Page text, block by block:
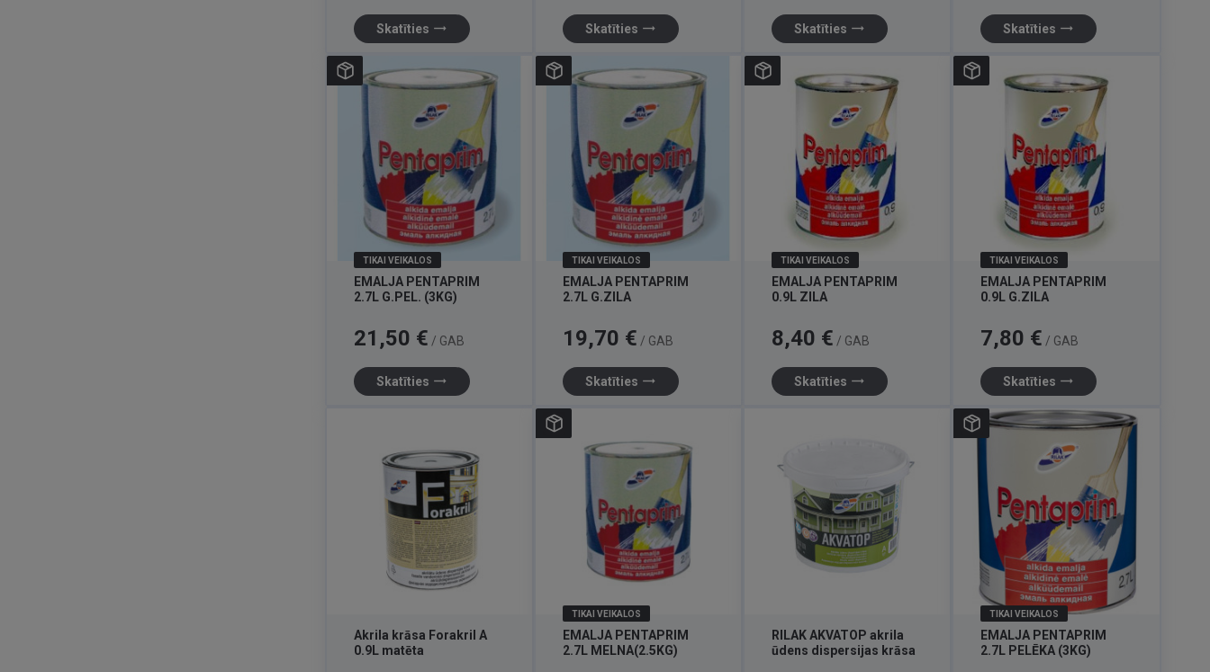
Skatīties trending_flat Skatīties trending_flat Skatīties trending_flat Skatīties trending_flat
TIKAI VEIKALOS
EMALJA PENTAPRIM
2.7L G.PEL. (3KG)
Cena
21,50 € / GAB
Skatīties trending_flat
TIKAI VEIKALOS
EMALJA PENTAPRIM
2.7L G.ZILA
Cena
19,70 € / GAB
Skatīties trending_flat
TIKAI VEIKALOS
EMALJA PENTAPRIM
0.9L ZILA
Cena
8,40 € / GAB
Skatīties trending_flat
TIKAI VEIKALOS
EMALJA PENTAPRIM
0.9L G.ZILA
Cena
7,80 € / GAB
Skatīties trending_flat
Akrila krāsa Forakril A
0.9L matēta
TIKAI VEIKALOS
EMALJA PENTAPRIM
2.7L MELNA(2.5KG)
RILAK AKVATOP akrila
ūdens dispersijas krāsa
TIKAI VEIKALOS
EMALJA PENTAPRIM
2.7L PELĒKA (3KG)